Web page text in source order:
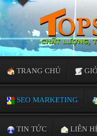
TRANG CHỦ
SEO MARKETING
TIN TỨC LIÊN